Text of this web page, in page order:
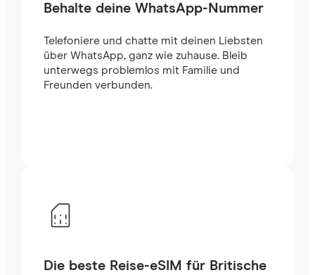
Behalte deine WhatsApp-Nummer
Telefoniere und chatte mit deinen Liebsten
über WhatsApp, ganz wie zuhause. Bleib
unterwegs problemlos mit Familie und
Freunden verbunden.
Die beste Reise-eSIM für Britische